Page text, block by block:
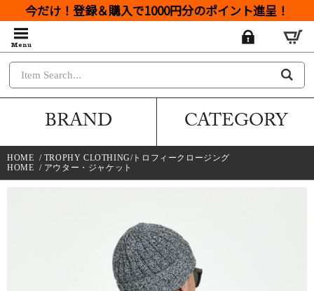
今だけ！登録＆購入で1000円分のポイント進呈！
BRAND CATEGORY
HOME / TROPHY CLOTHING/トロフィークロージング
HOME / アウター・ジャケット